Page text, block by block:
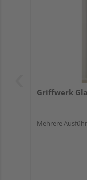
Griffwerk
Mehrere